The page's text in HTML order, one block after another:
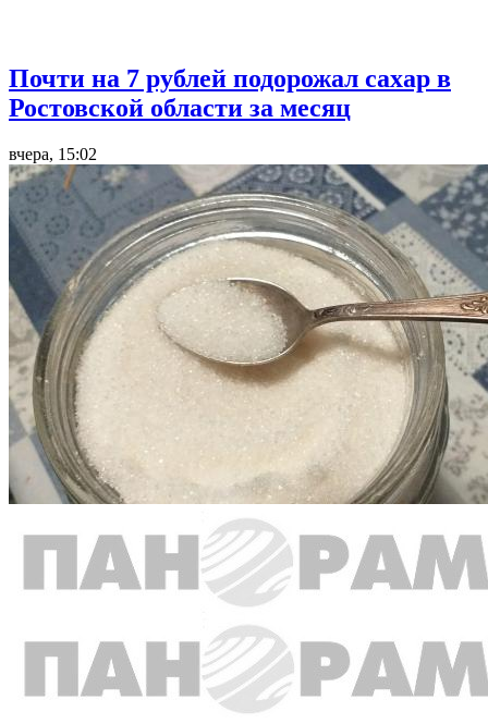
Почти на 7 рублей подорожал сахар в
Ростовской области за месяц
вчера, 15:02